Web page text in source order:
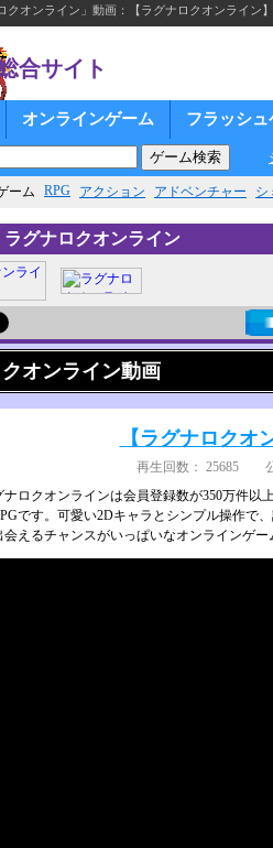
クオンライン」動画：【ラグナロクオンライ
合サイト
オンラインゲーム フラッシュ
ーム RPG アクション アドベンチャー シ
グナロクオンライン
オンライン動画
【ラグナロク
再生回数： 25685 公
ナロクオンラインは会員登録数が350万件以
です。可愛い2Dキャラとシンプル操作で
会えるチャンスがいっぱ­いなオンラインゲー